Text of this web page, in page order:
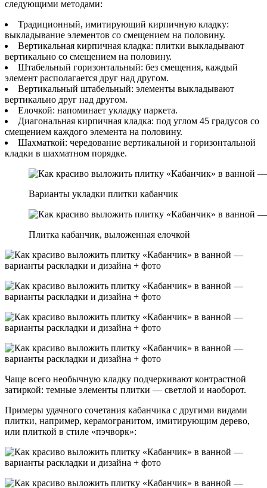
следующими методами:
Традиционный, имитирующий кирпичную кладку:
выкладывание элементов со смещением на половину.
Вертикальная кирпичная кладка: плитки выкладывают
вертикально со смещением на половину.
Штабельный горизонтальный: без смещения, каждый
элемент располагается друг над другом.
Вертикальный штабельный: элементы выкладывают
вертикально друг над другом.
Елочкой: напоминает укладку паркета.
Диагональная кирпичная кладка: под углом 45 градусов со
смещением каждого элемента на половину.
Шахматкой: чередование вертикальной и горизонтальной
кладки в шахматном порядке.
Варианты укладки плитки кабанчик
Плитка кабанчик, выложенная елочкой
Чаще всего необычную кладку подчеркивают контрастной
затиркой: темные элементы плитки — светлой и наоборот.
Примеры удачного сочетания кабанчика с другими видами
плитки, например, керамогранитом, имитирующим дерево,
или плиткой в стиле «пэчворк»: